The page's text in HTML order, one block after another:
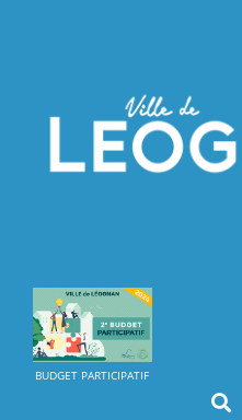
BUDGET PARTICIPATIF